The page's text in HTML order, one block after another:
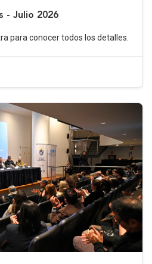
- Julio 2026
para conocer todos los detalles.